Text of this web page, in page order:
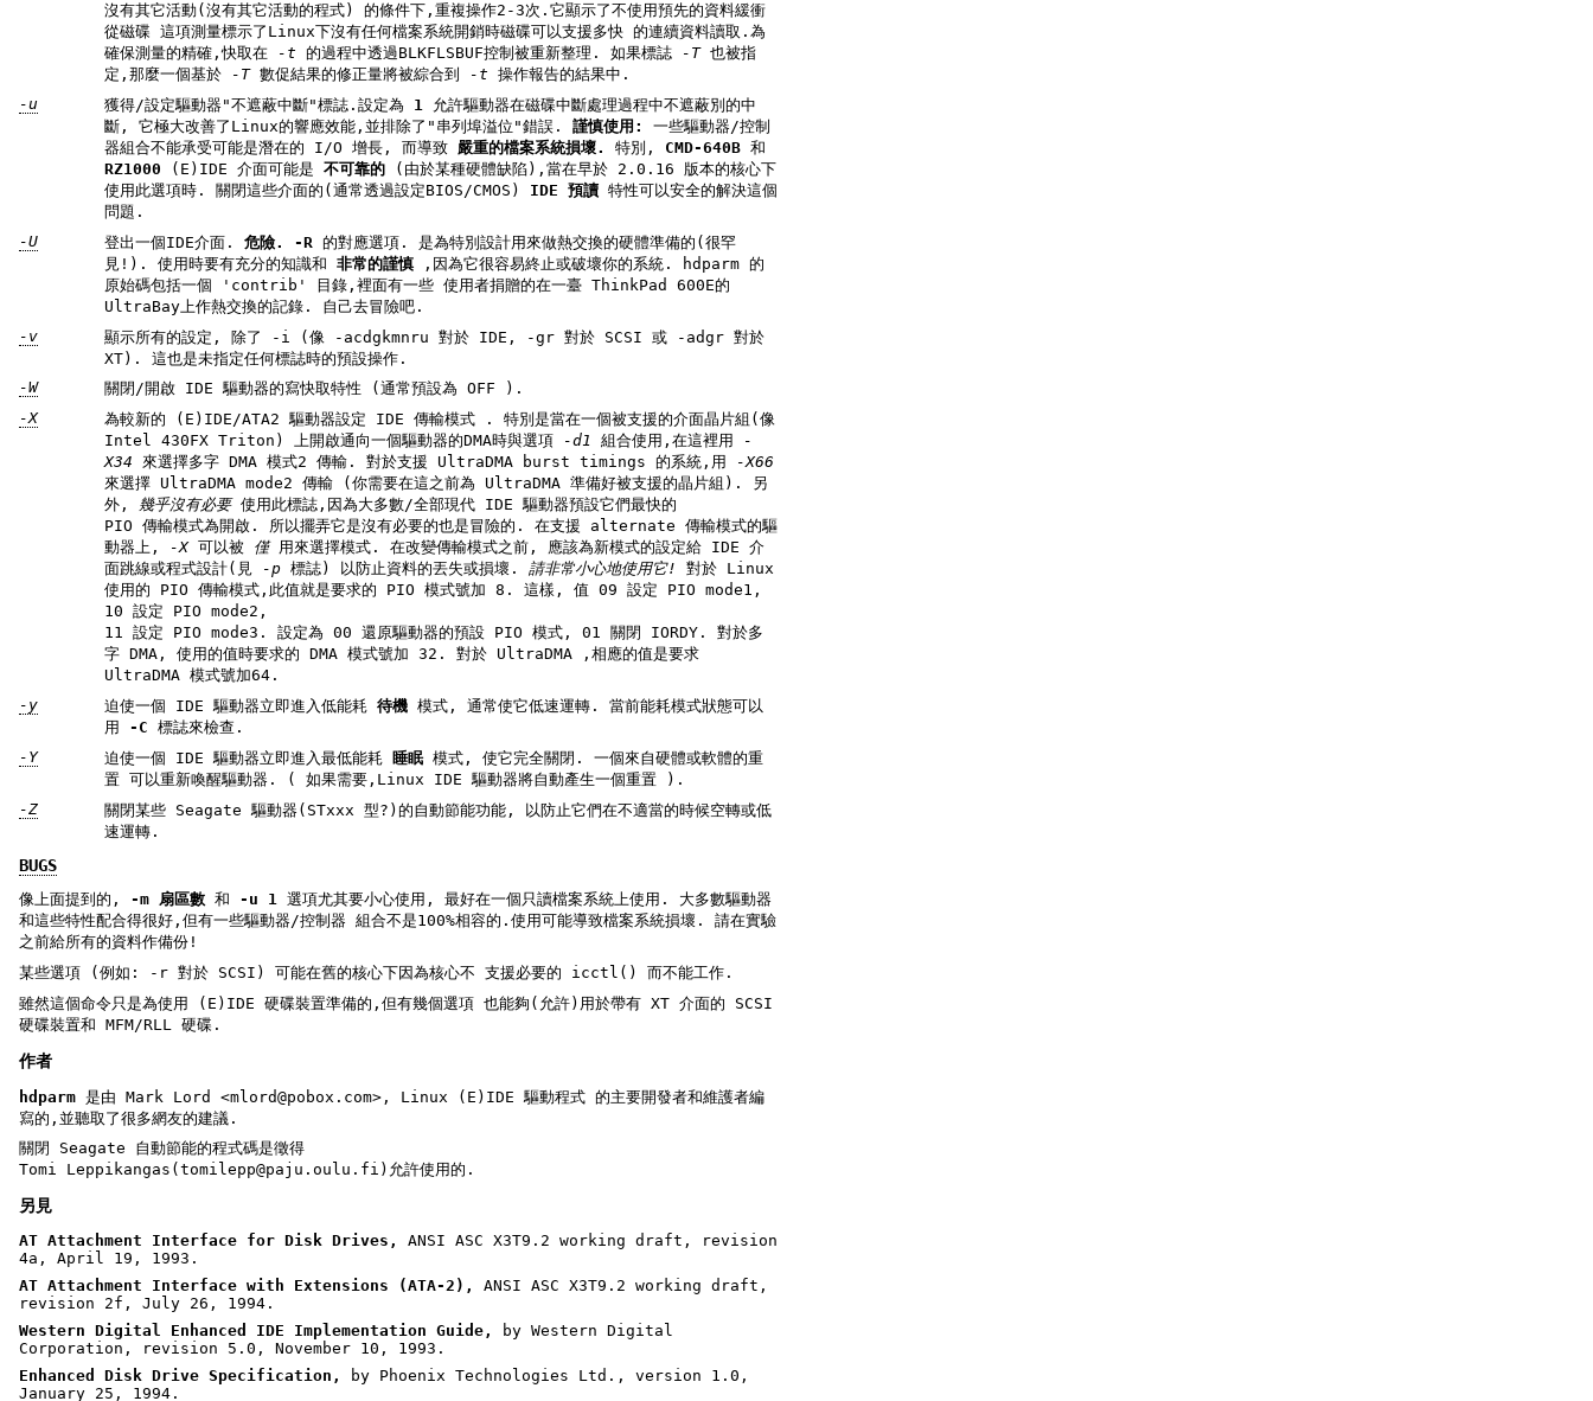
沒有其它活動(沒有其它活動的程式) 的條件下,重複操作2-3次.它顯示了不使用預先的資料緩衝
從磁碟 這項測量標示了Linux下沒有任何檔案系統開銷時磁碟可以支援多快 的連續資料讀取.為
確保測量的精確,快取在
-t 的過程中透過BLKFLSBUF控制被重新整理. 如果標誌 -T也被指
定,那麼一個基於
-T 數促結果的修正量將被綜合到 -t 操作報告的結果中.
-u
獲得/設定驅動器"不遮蔽中斷"標誌.設定為 1允許驅動器在磁碟中斷處理過程中不遮蔽別的中
斷, 它極大改善了Linux的響應效能,並排除了"串列埠溢位"錯誤. 謹慎使用:
器組合不能承受可能是潛在的 I/O 增長, 而導致 嚴重的檔案系統損壞. 特別, CMD-640B和
RZ1000
(E)IDE 介面可能是 不可靠的(由於某種硬體缺陷),當在早於 2.0.16 版本的核心下
使用此選項時. 關閉這些介面的(通常透過設定BIOS/CMOS) IDE 預讀特性可以安全的解決這個
問題.
-U
登出一個IDE介面. 危險. -R
見!). 使用時要有充分的知識和 非常的謹慎,因為它很容易終止或破壞你的系統. hdparm 的
原始碼包括一個 'contrib' 目錄,裡面有一些 使用者捐贈的在一臺 ThinkPad 600E的
UltraBay上作熱交換的記錄. 自己去冒險吧.
-v
顯示所有的設定, 除了 -i (像 -acdgkmnru 對於 IDE, -gr 對於 SCSI 或 -adgr 對於
XT). 這也是未指定任何標誌時的預設操作.
-W
關閉/開啟 IDE 驅動器的寫快取特性 (通常預設為 OFF ).
-X
為較新的 (E)IDE/ATA2 驅動器設定 IDE 傳輸模式 . 特別是當在一個被支援的介面晶片組(像
Intel 430FX Triton) 上開啟通向一個驅動器的DMA時與選項
-d1 組合使用,在這裡用
-
X34
來選擇多字 DMA 模式2 傳輸. 對於支援 UltraDMA burst timings 的系統,用
-X66
來選擇 UltraDMA mode2 傳輸 (你需要在這之前為 UltraDMA 準備好被支援的晶片組). 另
外, 幾乎沒有必要
使用此標誌,因為大多數/全部現代 IDE 驅動器預設它們最快的
PIO 傳輸模式為開啟. 所以擺弄它是沒有必要的也是冒險的. 在支援 alternate 傳輸模式的驅
動器上,
-X可以被 僅用來選擇模式. 在改變傳輸模式之前, 應該為新模式的設定給 IDE 介
面跳線或程式設計(見
-p 標誌) 以防止資料的丟失或損壞. 請非常小心地使用它!
使用的 PIO 傳輸模式,此值就是要求的 PIO 模式號加 8. 這樣, 值 09 設定 PIO mode1,
10 設定 PIO mode2,
11 設定 PIO mode3. 設定為 00 還原驅動器的預設 PIO 模式, 01 關閉 IORDY. 對於多
字 DMA, 使用的值時要求的 DMA 模式號加 32. 對於 UltraDMA ,相應的值是要求
UltraDMA 模式號加64.
-y
迫使一個 IDE 驅動器立即進入低能耗 待機模式, 通常使它低速運轉. 當前能耗模式狀態可以
用 -C 標誌來檢查.
-Y
迫使一個 IDE 驅動器立即進入最低能耗 睡眠模式, 使它完全關閉. 一個來自硬體或軟體的重
置 可以重新喚醒驅動器. ( 如果需要,Linux IDE 驅動器將自動產生一個重置 ).
-Z
關閉某些 Seagate 驅動器(STxxx 型?)的自動節能功能, 以防止它們在不適當的時候空轉或低
速運轉.
BUGS
像上面提到的, -m 扇區數 和 -u 1 選項尤其要小心使用, 最好在一個只讀檔案系統上使用. 大多數驅動器
和這些特性配合得很好,但有一些驅動器/控制器 組合不是100%相容的.使用可能導致檔案系統損壞. 請在實驗
之前給所有的資料作備份!
某些選項 (例如: -r 對於 SCSI) 可能在舊的核心下因為核心不 支援必要的 icctl() 而不能工作.
雖然這個命令只是為使用 (E)IDE 硬碟裝置準備的,但有幾個選項 也能夠(允許)用於帶有 XT 介面的 SCSI
硬碟裝置和 MFM/RLL 硬碟.
作者
hdparm 是由 Mark Lord <mlord@pobox.com>, Linux (E)IDE 驅動程式 的主要開發者和維護者編
寫的,並聽取了很多網友的建議.
關閉 Seagate 自動節能的程式碼是徵得
Tomi Leppikangas(tomilepp@paju.oulu.fi)允許使用的.
另見
AT Attachment Interface for Disk Drives,
ANSI ASC X3T9.2 working draft, revision
4a, April 19, 1993.
AT Attachment Interface with Extensions (ATA-2),
ANSI ASC X3T9.2 working draft,
revision 2f, July 26, 1994.
Western Digital Enhanced IDE Implementation Guide,
by Western Digital
Corporation, revision 5.0, November 10, 1993.
Enhanced Disk Drive Specification,
by Phoenix Technologies Ltd., version 1.0,
January 25, 1994.